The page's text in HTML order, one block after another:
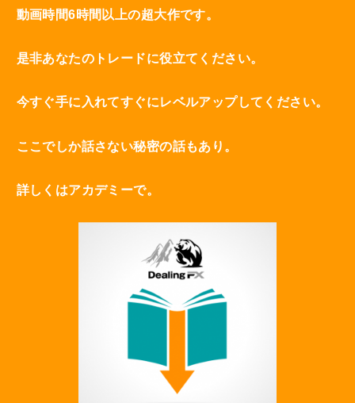
動画時間6時間以上の超大作です。
是非あなたのトレードに役立てください。
今すぐ手に入れてすぐにレベルアップしてください。
ここでしか話さない秘密の話もあり。
詳しくはアカデミーで。